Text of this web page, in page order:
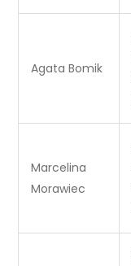
Agata Bomik
Marcelina
Morawiec